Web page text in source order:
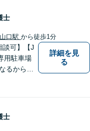
士
山口駅 から徒歩1分
談可】【J
用駐車場
るから大
くださ
詳細を見
る
士